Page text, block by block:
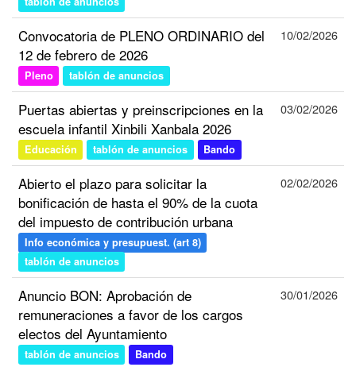
Convocatoria de PLENO ORDINARIO del
12 de febrero de 2026
Pleno tablón de anuncios
10/02/2026
Puertas abiertas y preinscripciones en la
escuela infantil Xinbili Xanbala 2026
Educación tablón de anuncios Bando
03/02/2026
Abierto el plazo para solicitar la
bonificación de hasta el 90% de la cuota
del impuesto de contribución urbana
Info económica y presupuest. (art 8)
tablón de anuncios
02/02/2026
Anuncio BON: Aprobación de
remuneraciones a favor de los cargos
electos del Ayuntamiento
tablón de anuncios Bando
30/01/2026